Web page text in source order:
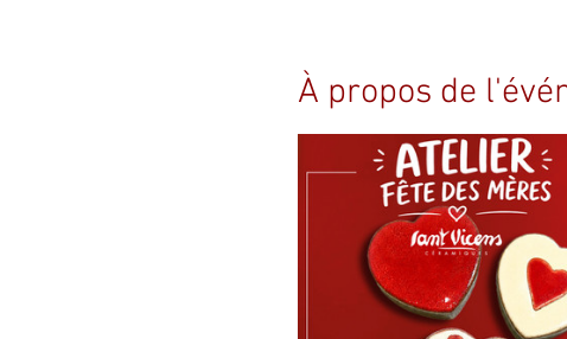
À propos de